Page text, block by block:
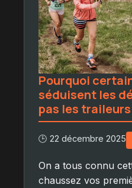
Pourquoi
séduisent les
pas les
🕒 22 décembre 2025
On a tous connu
chaussez vos